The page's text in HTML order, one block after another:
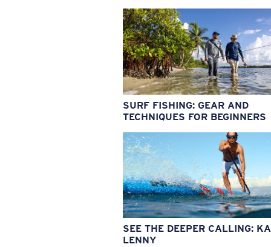
SURF FISHING: GEAR AND
TECHNIQUES FOR BEGINNERS
SEE THE DEEPER CALLING:
LENNY